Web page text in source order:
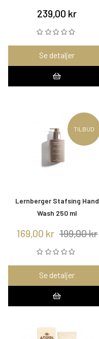
239,00 kr
Se detaljer
TILBUD
Lernberger Stafsing Hand
Wash 250 ml
169,00 kr 199,00 kr
Se detaljer